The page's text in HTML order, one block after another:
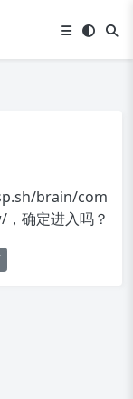
brain/com
，确定进入吗？